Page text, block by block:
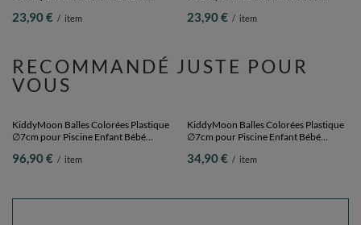
KiddyMoon Balles Colorées Plastique
∅7cm pour Piscine Enfant Bébé
KiddyMoon Balles Colorées Plastique
∅7cm pour Piscine Enfant Bébé